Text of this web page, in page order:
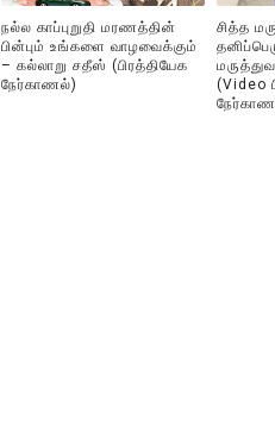
நல்ல காப்புறுதி மரணத்தின்
பின்பும் உங்களை வாழவைக்கும்
– கல்லாறு சதீஸ் (பிரத்தியேக
நேர்காணல்)
சித்த
(Video